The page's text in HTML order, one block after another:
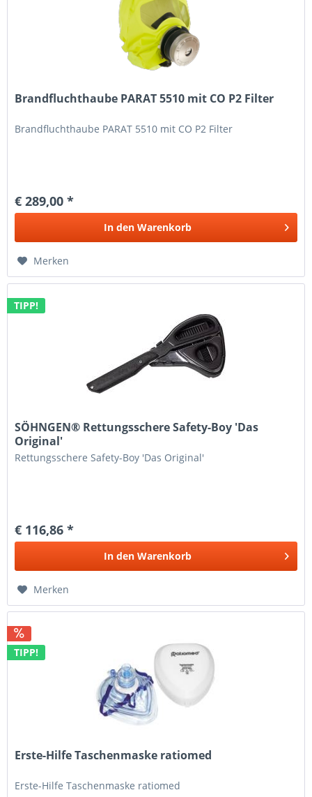
Brandfluchthaube PARAT 5510 mit CO P2 Filter
Brandfluchthaube PARAT 5510 mit CO P2 Filter
€ 289,00 *
In den Warenkorb
Merken
TIPP!
SÖHNGEN® Rettungsschere Safety-Boy 'Das
Original'
Rettungsschere Safety-Boy 'Das Original'
€ 116,86 *
In den Warenkorb
Merken
TIPP!
Erste-Hilfe Taschenmaske ratiomed
Erste-Hilfe Taschenmaske ratiomed